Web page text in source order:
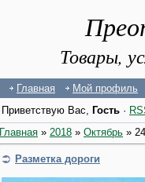
Товары,
Главная Мой профиль
Приветствую Вас, Гость ·
Главная » 2018 » Октябрь » 24
Разметка дороги